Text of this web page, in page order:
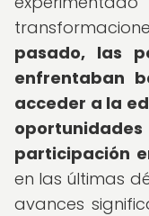
pasado, las
enfrentaban
acceder a la
participación
en las últimas
avances